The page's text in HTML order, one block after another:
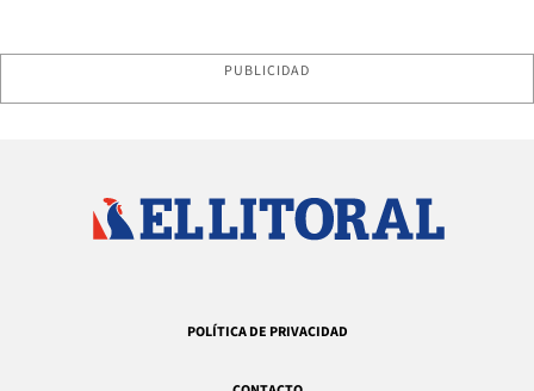
PUBLICIDAD
POLÍTICA DE PRIVACIDAD